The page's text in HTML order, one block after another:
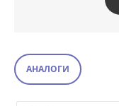
АНАЛОГИ